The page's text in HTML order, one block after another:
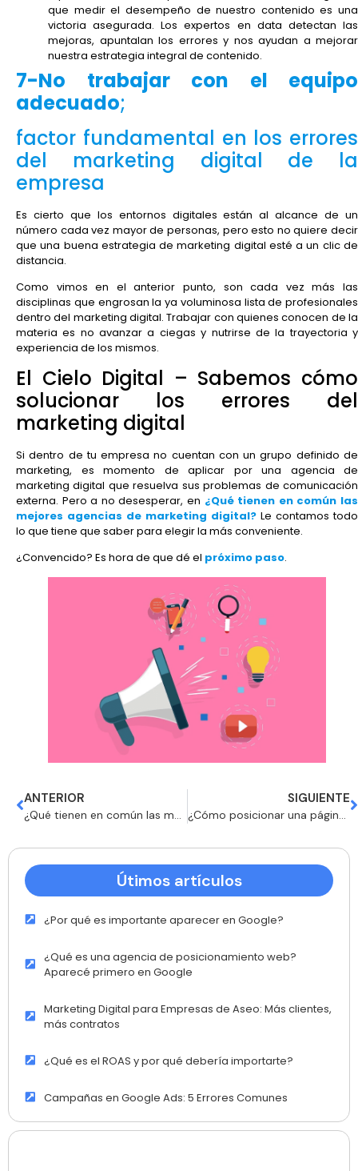
que medir el desempeño de nuestro contenido es una
victoria asegurada. Los expertos en data detectan las
mejoras, apuntalan los errores y nos ayudan a mejorar
nuestra estrategia integral de contenido.
7-No trabajar con el equipo
adecuado;
factor fundamental en los errores
del marketing digital de la
empresa
Es cierto que los entornos digitales están al alcance de un
número cada vez mayor de personas, pero esto no quiere decir
que una buena estrategia de marketing digital esté a un clic de
distancia.
Como vimos en el anterior punto, son cada vez más las
disciplinas que engrosan la ya voluminosa lista de profesionales
dentro del marketing digital. Trabajar con quienes conocen de la
materia es no avanzar a ciegas y nutrirse de la trayectoria y
experiencia de los mismos.
El Cielo Digital – Sabemos cómo
solucionar los errores del
marketing digital
Si dentro de tu empresa no cuentan con un grupo definido de
marketing, es momento de aplicar por una agencia de
marketing digital que resuelva sus problemas de comunicación
externa. Pero a no desesperar, en ¿Qué tienen en común las
mejores agencias de marketing digital? Le contamos todo
lo que tiene que saber para elegir la más conveniente.
¿Convencido? Es hora de que dé el próximo paso.
ANTERIOR SIGUIENTE
Útimos artículos
¿Por qué es importante aparecer en Google?
¿Qué es una agencia de posicionamiento web?
Aparecé primero en Google
Marketing Digital para Empresas de Aseo: Más clientes,
más contratos
¿Qué es el ROAS y por qué debería importarte?
Campañas en Google Ads: 5 Errores Comunes